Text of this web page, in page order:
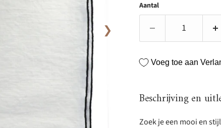
❯
Aantal
Voeg toe aan
Beschrijving en
Zoek je een mooi en